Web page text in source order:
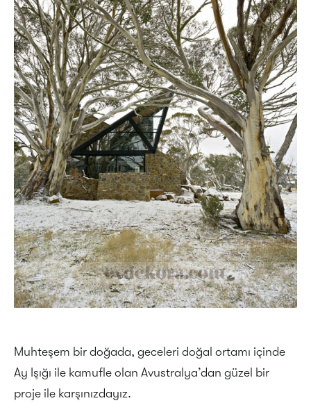
Muhteşem bir doğada, geceleri doğal ortamı içinde
Ay Işığı ile kamufle olan Avustralya’dan güzel bir
proje ile karşınızdayız.